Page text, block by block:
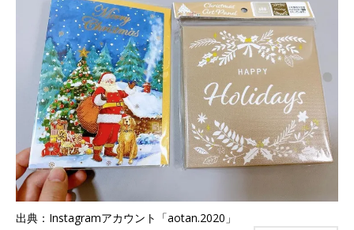
出典：Instagramアカウント「aotan.2020」